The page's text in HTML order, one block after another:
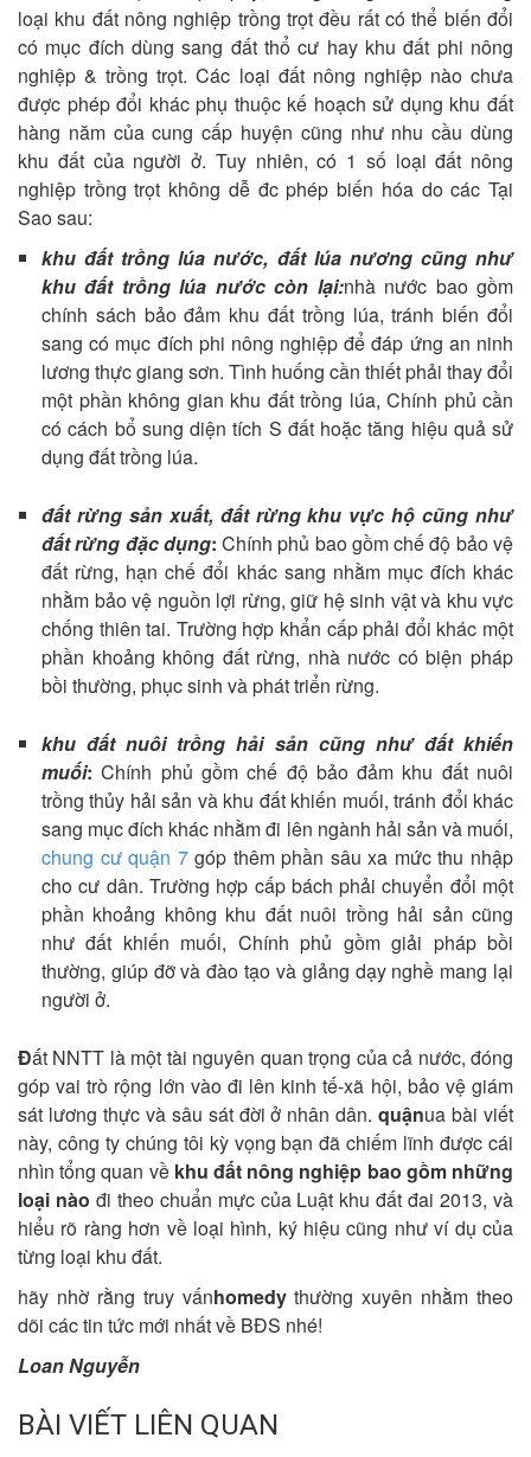
loại khu đất nông nghiệp trồng trọt đều rất có thể biến đổi
có mục đích dùng sang đất thổ cư hay khu đất phi nông
nghiệp & trồng trọt. Các loại đất nông nghiệp nào chưa
được phép đổi khác phụ thuộc kế hoạch sử dụng khu đất
hàng năm của cung cấp huyện cũng như nhu cầu dùng
khu đất của người ở. Tuy nhiên, có 1 số loại đất nông
nghiệp trồng trọt không dễ đc phép biến hóa do các Tại
Sao sau:
khu đất trồng lúa nước, đất lúa nương cũng như
khu đất trồng lúa nước còn lại:nhà nước bao gồm
chính sách bảo đảm khu đất trồng lúa, tránh biến đổi
sang có mục đích phi nông nghiệp để đáp ứng an ninh
lương thực giang sơn. Tình huống cần thiết phải thay đổi
một phần không gian khu đất trồng lúa, Chính phủ cần
có cách bổ sung diện tích S đất hoặc tăng hiệu quả sử
dụng đất trồng lúa.
đất rừng sản xuất, đất rừng khu vực hộ cũng như
đất rừng đặc dụng:Chính phủ bao gồm chế độ bảo vệ
đất rừng, hạn chế đổi khác sang nhằm mục đích khác
nhằm bảo vệ nguồn lợi rừng, giữ hệ sinh vật và khu vực
chống thiên tai. Trường hợp khẩn cấp phải đổi khác một
phần khoảng không đất rừng, nhà nước có biện pháp
bồi thường, phục sinh và phát triển rừng.
khu đất nuôi trồng hải sản cũng như đất khiến
muối:Chính phủ gồm chế độ bảo đảm khu đất nuôi
trồng thủy hải sản và khu đất khiến muối, tránh đổi khác
sang mục đích khác nhằm đi lên ngành hải sản và muối,
chung cư quận 7góp thêm phần sâu xa mức thu nhập
cho cư dân. Trường hợp cấp bách phải chuyển đổi một
phần khoảng không khu đất nuôi trồng hải sản cũng
như đất khiến muối, Chính phủ gồm giải pháp bồi
thường, giúp đỡ và đào tạo và giảng dạy nghề mang lại
người ở.
Đất NNTT là một tài nguyên quan trọng của cả nước, đóng
góp vai trò rộng lớn vào đi lên kinh tế-xã hội, bảo vệ giám
sát lương thực và sâu sát đời ở nhân dân. quậnua bài viết
này, công ty chúng tôi kỳ vọng bạn đã chiếm lĩnh được cái
nhìn tổng quan về khu đất nông nghiệp bao gồm những
loại nào đi theo chuẩn mực của Luật khu đất đai 2013, và
hiểu rõ ràng hơn về loại hình, ký hiệu cũng như ví dụ của
từng loại khu đất.
hãy nhờ rằng truy vấnhomedythường xuyên nhằm theo
dõi các tin tức mới nhất về BĐS nhé!
Loan Nguyễn
BÀI VIẾT LIÊN QUAN